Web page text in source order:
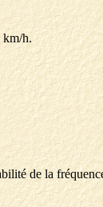
km/h.
de la